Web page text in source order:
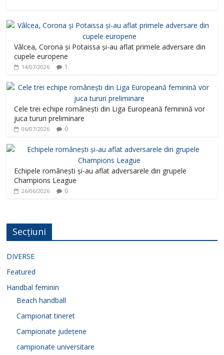
Vâlcea, Corona și Potaissa și-au aflat primele adversare din
cupele europene
14/07/2026 1
Cele trei echipe românești din Liga Europeană feminină vor
juca tururi preliminare
06/07/2026 0
Echipele românești și-au aflat adversarele din grupele
Champions League
26/06/2026 0
Secțiuni
DIVERSE
Featured
Handbal feminin
Beach handball
Campionat tineret
Campionate județene
campionate universitare